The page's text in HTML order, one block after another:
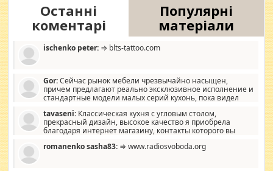
Останні
коментарі
Популярні
матеріали
ischenko peter: ⇒ blts-tattoo.com
Gor:Сейчас рынок мебели чрезвычайно насыщен,
причем предлагают реально эксклюзивное исполнение и
стандартные модели малых серий кухонь, пока видел
стандартные формы, в MebelOk, креативненько и что главное -
со вкусом все в порядке, без ненужных наворотов удорожающих
мебель, а это не последний фактор.
tavaseni: Классическая кухня с угловым столом,
прекрасный дизайн, высокое качество я приобрела
благодаря интернет магазину, контакты которого вы
romanenko sasha83: ⇒ www.radiosvoboda.org